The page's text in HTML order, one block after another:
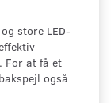
store LED-
For at få et
også